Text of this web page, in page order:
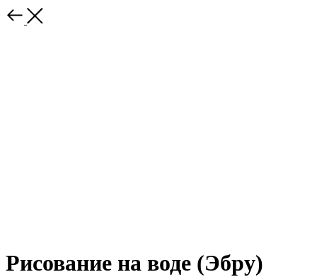
Рисование на воде (Эбру)